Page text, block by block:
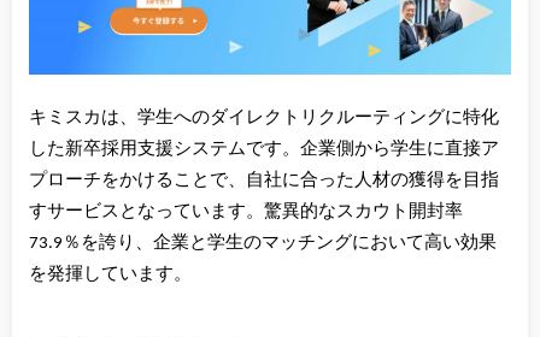
キミスカは、学生へのダイレクトリクルーティングに特化
した新卒採用支援システムです。企業側から学生に直接ア
プローチをかけることで、自社に合った人材の獲得を目指
すサービスとなっています。驚異的なスカウト開封率
73.9％を誇り、企業と学生のマッチングにおいて高い効果
を発揮しています。